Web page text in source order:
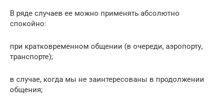
В ряде случаев ее можно применять абсолютно
спокойно:
при кратковременном общении (в очереди, аэропорту,
транспорте);
в случае, когда мы не заинтересованы в продолжении
общения;